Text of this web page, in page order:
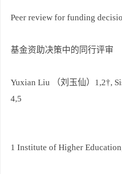
Peer review for funding
基金资助决策中的同行评审
Yuxian Liu （刘玉仙）1,2†,
4,5
1 Institute of Higher